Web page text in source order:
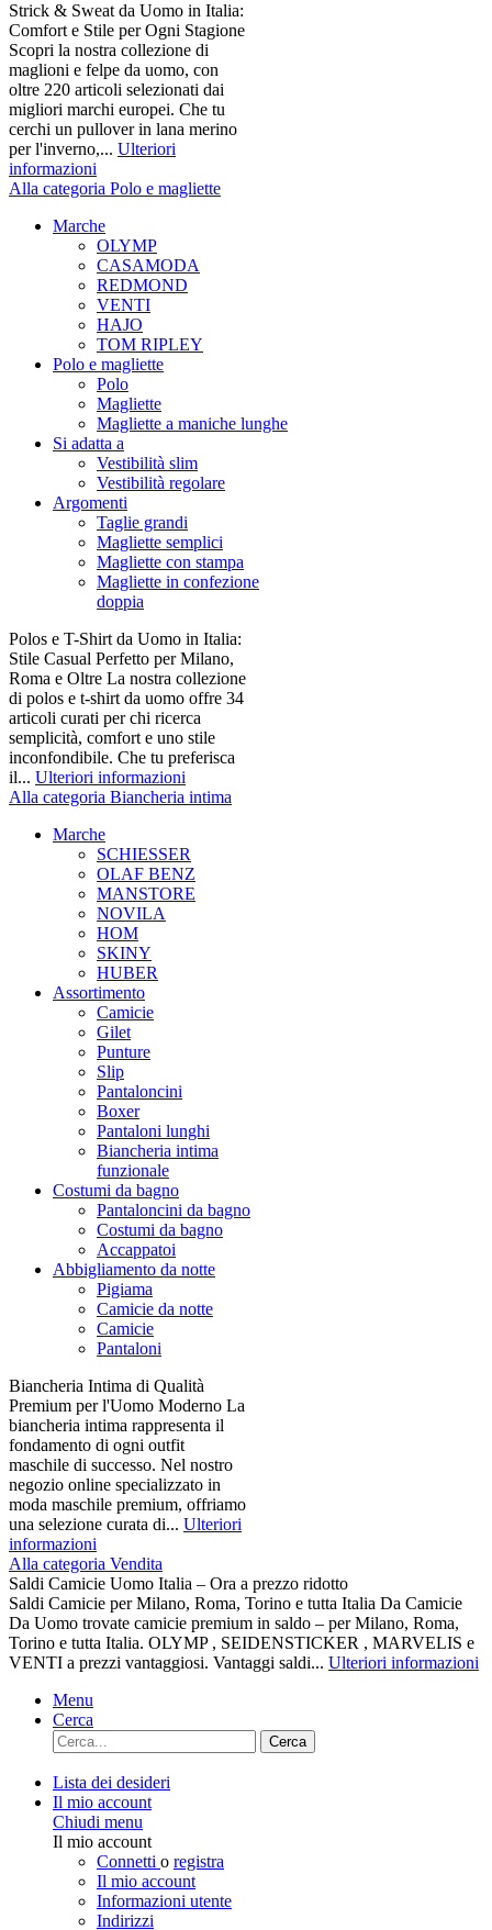
Strick & Sweat da Uomo in Italia:
Comfort e Stile per Ogni Stagione
Scopri la nostra collezione di
maglioni e felpe da uomo, con
oltre 220 articoli selezionati dai
migliori marchi europei. Che tu
cerchi un pullover in lana merino
per l'inverno,... Ulteriori
informazioni
Alla categoria Polo e magliette
Marche
OLYMP
CASAMODA
REDMOND
VENTI
HAJO
TOM RIPLEY
Polo e magliette
Polo
Magliette
Magliette a maniche lunghe
Si adatta a
Vestibilità slim
Vestibilità regolare
Argomenti
Taglie grandi
Magliette semplici
Magliette con stampa
Magliette in confezione
doppia
Polos e T-Shirt da Uomo in Italia:
Stile Casual Perfetto per Milano,
Roma e Oltre La nostra collezione
di polos e t-shirt da uomo offre 34
articoli curati per chi ricerca
semplicità, comfort e uno stile
inconfondibile. Che tu preferisca
il... Ulteriori informazioni
Alla categoria Biancheria intima
Marche
SCHIESSER
OLAF BENZ
MANSTORE
NOVILA
HOM
SKINY
HUBER
Assortimento
Camicie
Gilet
Punture
Slip
Pantaloncini
Boxer
Pantaloni lunghi
Biancheria intima
funzionale
Costumi da bagno
Pantaloncini da bagno
Costumi da bagno
Accappatoi
Abbigliamento da notte
Pigiama
Camicie da notte
Camicie
Pantaloni
Biancheria Intima di Qualità
Premium per l'Uomo Moderno La
biancheria intima rappresenta il
fondamento di ogni outfit
maschile di successo. Nel nostro
negozio online specializzato in
moda maschile premium, offriamo
una selezione curata di... Ulteriori
informazioni
Alla categoria Vendita
Saldi Camicie Uomo Italia – Ora a prezzo ridotto
Saldi Camicie per Milano, Roma, Torino e tutta Italia Da Camicie
Da Uomo trovate camicie premium in saldo – per Milano, Roma,
Torino e tutta Italia. OLYMP , SEIDENSTICKER , MARVELIS e
VENTI a prezzi vantaggiosi. Vantaggi saldi... Ulteriori informazioni
Menu
Cerca
Cerca
Lista dei desideri
Il mio account
Chiudi menu
Il mio account
Connetti o registra
Il mio account
Informazioni utente
Indirizzi